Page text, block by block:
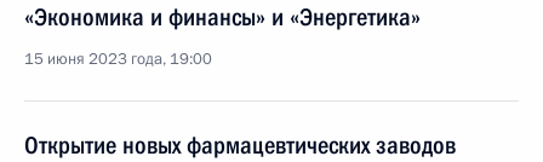
«Экономика и финансы» и «Энергетика»
15 июня 2023 года, 19:00
Открытие новых фармацевтических заводов